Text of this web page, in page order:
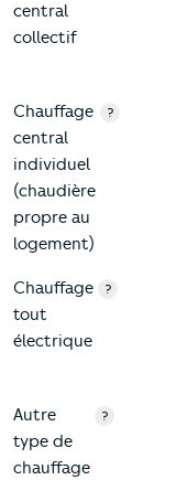
central
collectif
Chauffage
central
individuel
(chaudière
propre au
logement)
?
Chauffage
tout
électrique
?
Autre
type de
chauffage
?